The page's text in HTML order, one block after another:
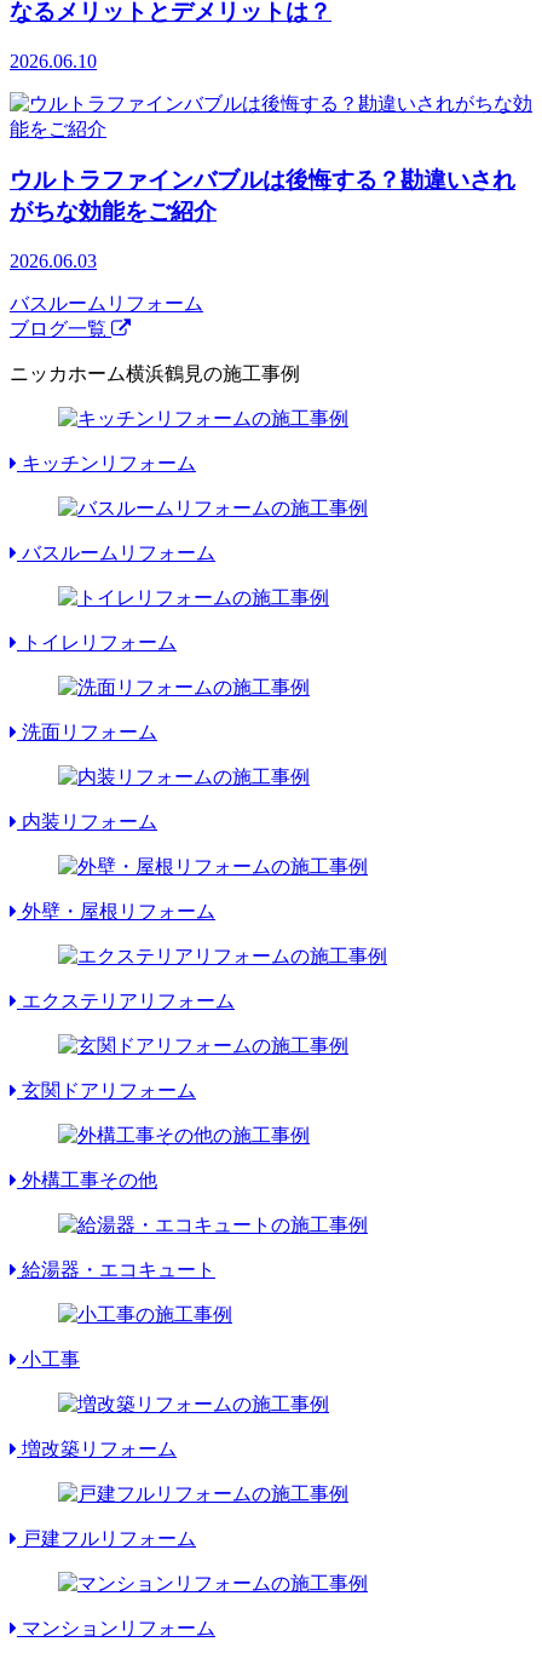
なるメリットとデメリットは？
2026.06.10
ウルトラファインバブルは後悔する？勘違いされ
がちな効能をご紹介
2026.06.03
バスルームリフォーム
ブログ一覧
ニッカホーム横浜鶴見の施工事例
キッチンリフォーム
バスルームリフォーム
トイレリフォーム
洗面リフォーム
内装リフォーム
外壁・屋根リフォーム
エクステリアリフォーム
玄関ドアリフォーム
外構工事その他
給湯器・エコキュート
小工事
増改築リフォーム
戸建フルリフォーム
マンションリフォーム